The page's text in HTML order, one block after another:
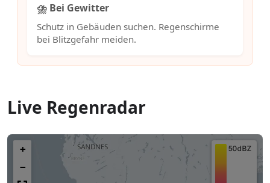
⛈️ Bei Gewitter
Schutz in Gebäuden suchen. Regenschirme
bei Blitzgefahr meiden.
Live Regenradar
+
−